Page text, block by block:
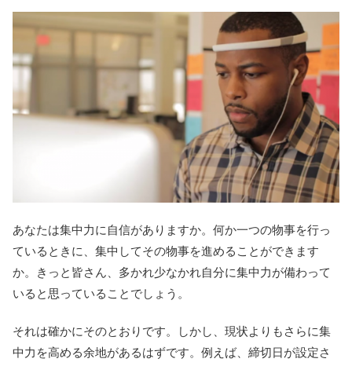
あなたは集中力に自信がありますか。何か一つの物事を行っ
ているときに、集中してその物事を進めることができます
か。きっと皆さん、多かれ少なかれ自分に集中力が備わって
いると思っていることでしょう。
それは確かにそのとおりです。しかし、現状よりもさらに集
中力を高める余地があるはずです。例えば、締切日が設定さ